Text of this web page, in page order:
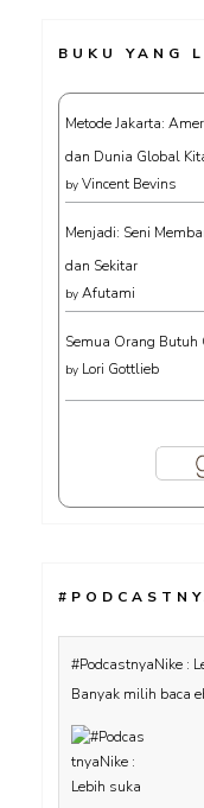
BUKU YANG
Metode Jakarta:
dan Dunia Global
by Vincent Bevins
Menjadi: Seni
dan Sekitar
by Afutami
Semua Orang Butuh
by Lori Gottlieb
#PodcastnyaNike :
Banyak milih baca